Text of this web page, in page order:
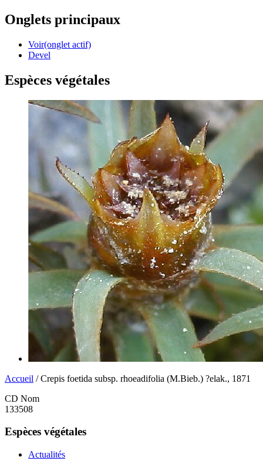
Onglets principaux
Voir(onglet actif)
Devel
Espèces végétales
Accueil / Crepis foetida subsp. rhoeadifolia (M.Bieb.) ?elak., 1871
CD Nom
133508
Espèces végétales
Actualités